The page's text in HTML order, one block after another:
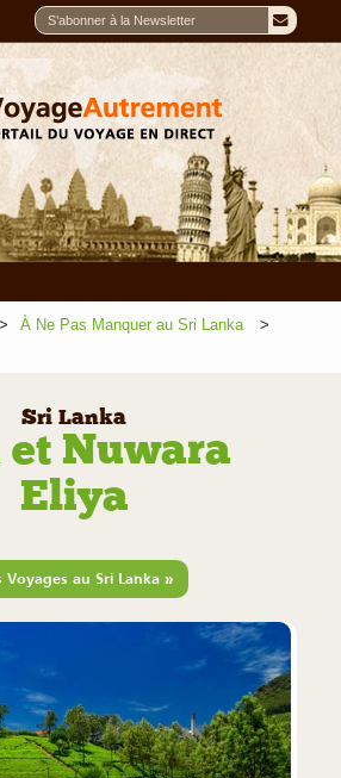
À Ne Pas Manquer au Sri Lanka
Sri Lanka
et Nuwara
Eliya
Voyages au Sri Lanka »